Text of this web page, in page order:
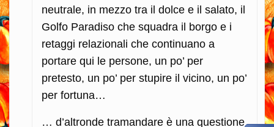
neutrale, in mezzo tra il dolce e il salato, il
Golfo Paradiso che squadra il borgo e i
retaggi relazionali che continuano a
portare qui le persone, un po’ per
pretesto, un po’ per stupire il vicino, un po’
per fortuna…
… d’altronde tramandare è una questione